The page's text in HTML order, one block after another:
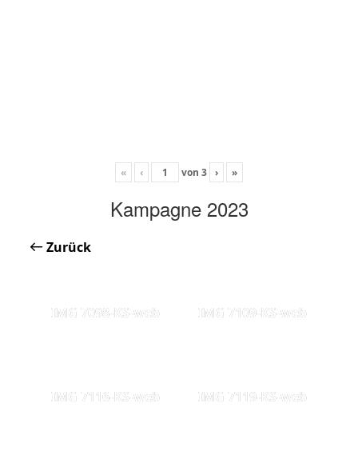
« ‹ von 3 › »
Kampagne 2023
Zurück
IMG 7098-KS-web IMG 7109-KS-web
IMG 7116-KS-web IMG 7119-KS-web